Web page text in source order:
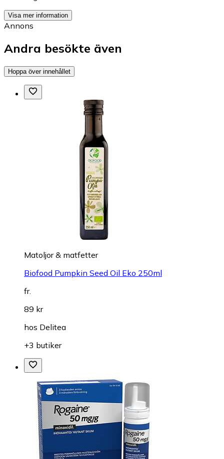
Visa mer information
Annons
Andra besökte även
Hoppa över innehållet
Matoljor & matfetter
Biofood Pumpkin Seed Oil Eko 250ml
fr.
89 kr
hos Delitea
+3 butiker